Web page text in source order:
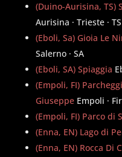
(Duino-Aurisina, TS)
Aurisina · Trieste · TS
(Eboli, Sa) Gioia Le
Salerno · SA
(Eboli, SA) Spiaggia
(Empoli, FI)
Giuseppe Empoli ·
(Empoli, FI) Parco di
(Enna, EN) Lago di
(Enna, EN) Rocca Di